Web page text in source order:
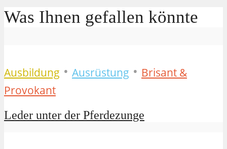
Was Ihnen gefallen könnte
Ausbildung • Ausrüstung • Brisant &
Provokant
Leder unter der Pferdezunge